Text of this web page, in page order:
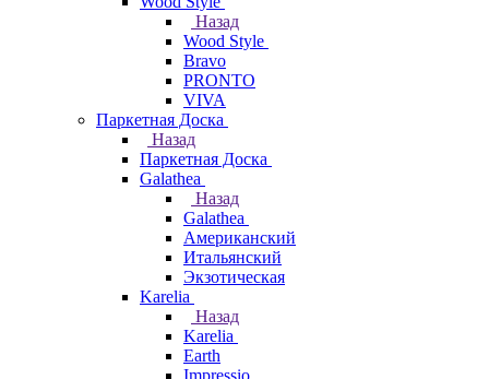
Назад
Wood Style
Bravo
PRONTO
VIVA
Паркетная Доска
Назад
Паркетная Доска
Galathea
Назад
Galathea
Американский
Итальянский
Экзотическая
Karelia
Назад
Karelia
Earth
Impressio